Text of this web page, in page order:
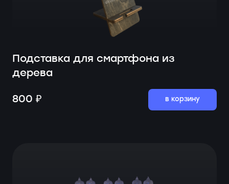
Подставка для смартфона из
дерева
800 ₽
в корзину